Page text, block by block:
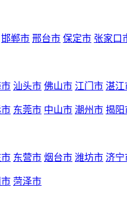
邯郸市 邢台市 保定市 张家口
汕头市 佛山市 江门市 湛江
东莞市 中山市 潮州市 揭阳
东营市 烟台市 潍坊市 济宁
菏泽市